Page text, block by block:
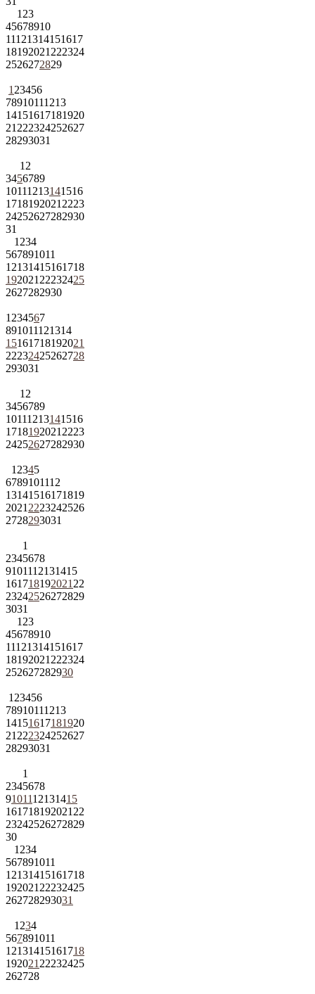
1 23
45678910
11121314151617
18192021 222324
2526272829
1 23456
78910111213
14151617181920
21 222324252627
28293031
1 2
3456789
10111213141516
1718192021 2223
24252627282930
31
1 234
567891011
12131415161718
192021 22232425
2627282930
1 234567
891011121314
15161718192021
22232425262728
293031
1 2
3456789
10111213141516
1718192021 2223
24252627282930
1 2345
6789101112
13141516171819
2021 2223242526
2728293031
1
2345678
9101112131415
161718192021 22
23242526272829
3031
1 23
45678910
11121314151617
18192021 222324
252627282930
1 23456
78910111213
14151617181920
21 222324252627
28293031
1
2345678
9101112131415
161718192021 22
23242526272829
30
1 234
567891011
12131415161718
192021 22232425
262728293031
1 234
567891011
12131415161718
192021 22232425
262728